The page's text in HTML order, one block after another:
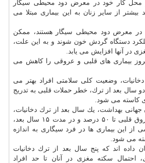
محل كار خود در معرض دود محیطی سیگار
۸۵ درصد بیشتر از سایر زنان به این بیماری مبتلا می
در معرض دود محیطی سیگار هستند، ممكن
دستگاه گردش خون شوند و به این علت،
در آنها افزایش می یابد.
بیماری های قلبی و عروقی را كاهش می
دخانیات، وضعیت كلی سلامتی افراد بهتر می
سال بعد از ترك، خطر حملات قلبی به تدریج
كاسته می شود.
جهانی بهداشت، یك سال بعد از ترك دخانیات،
خطر وقوع بیماری عروق قلبی تا ۵۰ درصد و در مدت ۱۵ سال بعد،
این بیماری ها در فرد سیگاری به اندازه
می شود.
داده اند كه پنج سال بعد از ترك دخانیات
احتمال سكته مغزی در آنان تا حد افراد